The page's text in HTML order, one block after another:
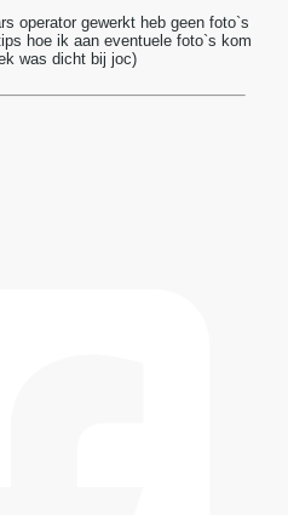
operator gewerkt heb geen foto`s
hoe ik aan eventuele foto`s kom
was dicht bij joc)